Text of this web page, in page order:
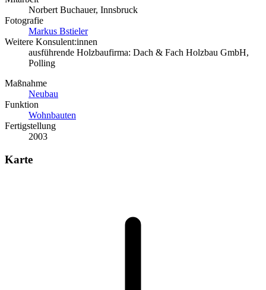
Norbert Buchauer, Innsbruck
Fotografie
Markus Bstieler
Weitere Konsulent:innen
ausführende Holzbaufirma: Dach & Fach Holzbau GmbH,
Polling
Maßnahme
Neubau
Funktion
Wohnbauten
Fertigstellung
2003
Karte